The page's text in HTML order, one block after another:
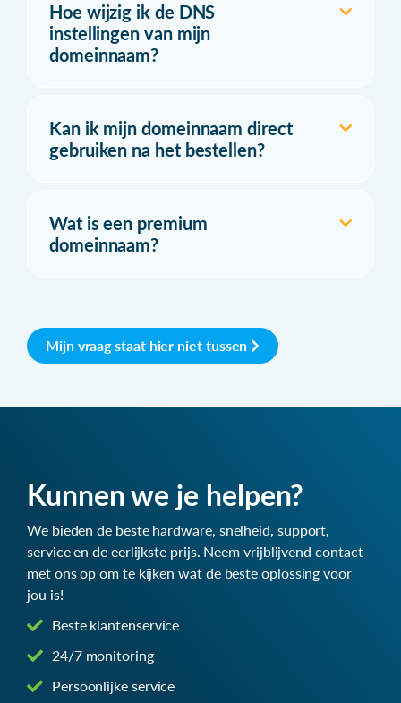
Hoe wijzig ik de DNS
instellingen van mijn
domeinnaam?
Kan ik mijn domeinnaam direct
gebruiken na het bestellen?
Wat is een premium
domeinnaam?
Mijn vraag staat hier niet tussen
Kunnen we je helpen?
We bieden de beste hardware, snelheid, support,
service en de eerlijkste prijs. Neem vrijblijvend contact
met ons op om te kijken wat de beste oplossing voor
jou is!
Beste klantenservice
24/7 monitoring
Persoonlijke service